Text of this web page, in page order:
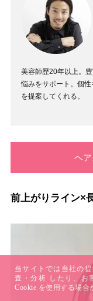
美容師歴20年以上。
悩みをサポート。個
を提案してくれる。
ヘ
前上がりライン×
当サイトでは当社の
査・分析 したり、お
Cookie を使用する場合